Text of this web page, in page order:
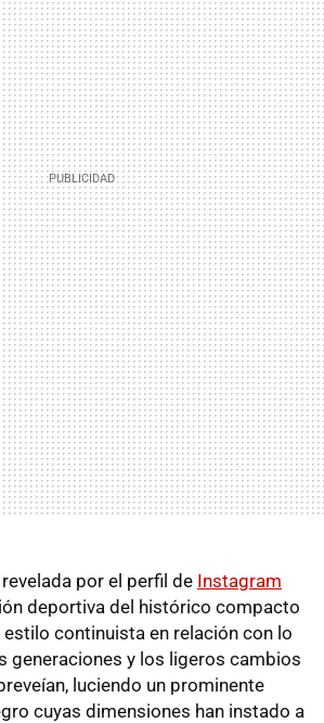
por el perfil de Instagram
deportiva del histórico compacto
continuista en relación con lo
generaciones y los ligeros cambios
luciendo un prominente
cuyas dimensiones han instado a